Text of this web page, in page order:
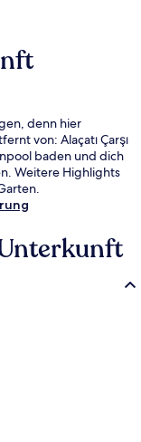
denn hier
von: Alaçatı Çarşı
baden und dich
Weitere Highlights